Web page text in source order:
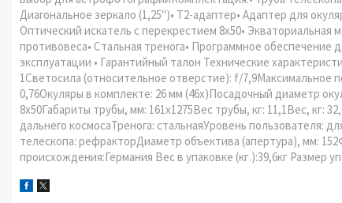
Диагональное зеркало (1,25")• T2-адаптер• Адаптер для
Оптический искатель с перекрестием 8x50• Экваториальная
противовеса• Стальная тренога• Программное
эксплуатации • Гарантийный талон Технические
1Светосила (относительное отверстие): f/7,9Максимальное
0,76Окуляры в комплекте: 26 мм (46x)Посадочный диаметр
8x50Габариты трубы, мм: 161x1275Вес трубы, кг: 11,1Вес,
дальнего космосаТренога: стальнаяУровень пользователя:
телескопа: рефракторДиаметр объектива (апертура), мм:
происхождения:Германия Вес в упаковке (кг.):39,6кг Размер